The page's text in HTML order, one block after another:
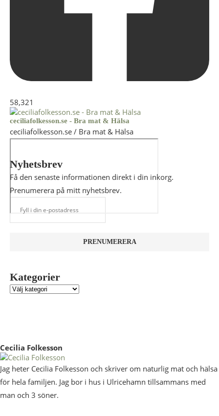
58,321
ceciliafolkesson.se - Bra mat & Hälsa
ceciliafolkesson.se / Bra mat & Hälsa
Nyhetsbrev
Få den senaste informationen direkt i din inkorg.
Prenumerera på mitt nyhetsbrev.
Kategorier
Cecilia Folkesson
Jag heter Cecilia Folkesson och skriver om naturlig mat och hälsa
för hela familjen. Jag bor i hus i Ulricehamn tillsammans med
man och 3 söner.